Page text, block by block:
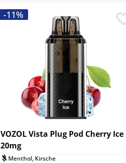
VOZOL Vista Plug Pod Cherry Ice
20mg
Menthol, Kirsche
-11%